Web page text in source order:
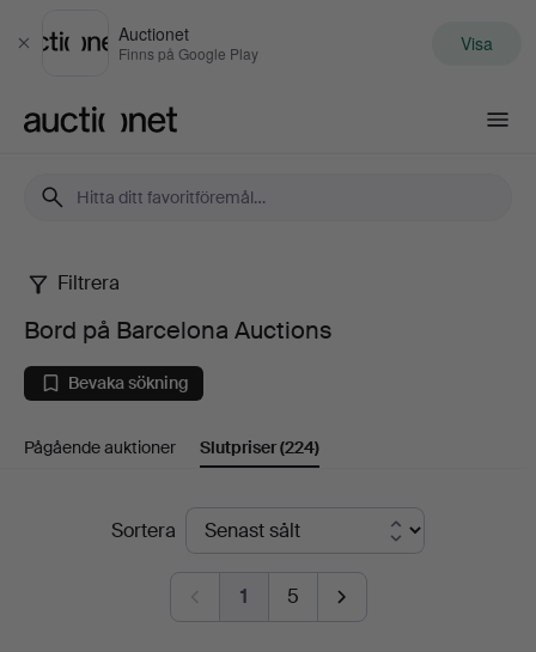
Stäng
Auctionet
Finns på Google Play Visa
Bord
på
Barcelona
Auctions
Filtrera
Bord på Barcelona Auctions
Bevaka sökning
Pågående auktioner Slutpriser(224)
SlutpriserSortera
1 5